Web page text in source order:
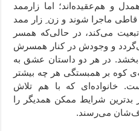
و هم‌عقیده‌اند؛ اما زارممد
ماجرا شوند و زن ِ زار ممد
می‌کند، در حالی‌که همسر
و وجودش در کنار همسرش
در هر دو داستان عشق به
کوه بر همبستگی هر چه بیشتر
خانواده‌ای که با هم تلاش
بدترین شرایط ممکن همدیگر را
می‌رسند.